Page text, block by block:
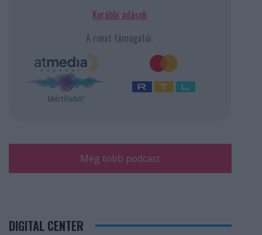
Korábbi adások
A rovat támogatói:
Még több podcast
DIGITAL CENTER